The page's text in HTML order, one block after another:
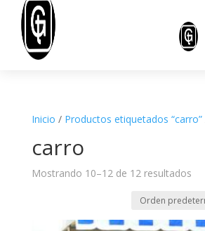
Inicio / Productos etiquetados “carro”
carro
Mostrando 10–12 de 12 resultados